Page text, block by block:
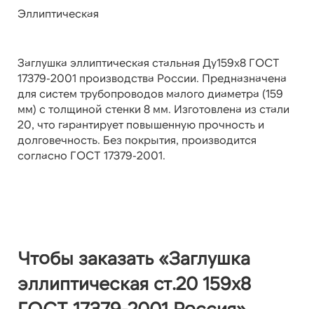
Эллиптическая
Заглушка эллиптическая стальная Ду159х8 ГОСТ
17379-2001 производства России. Предназначена
для систем трубопроводов малого диаметра (159
мм) с толщиной стенки 8 мм. Изготовлена из стали
20, что гарантирует повышенную прочность и
долговечность. Без покрытия, производится
согласно ГОСТ 17379-2001.
Чтобы заказать «Заглушка
эллиптическая ст.20 159х8